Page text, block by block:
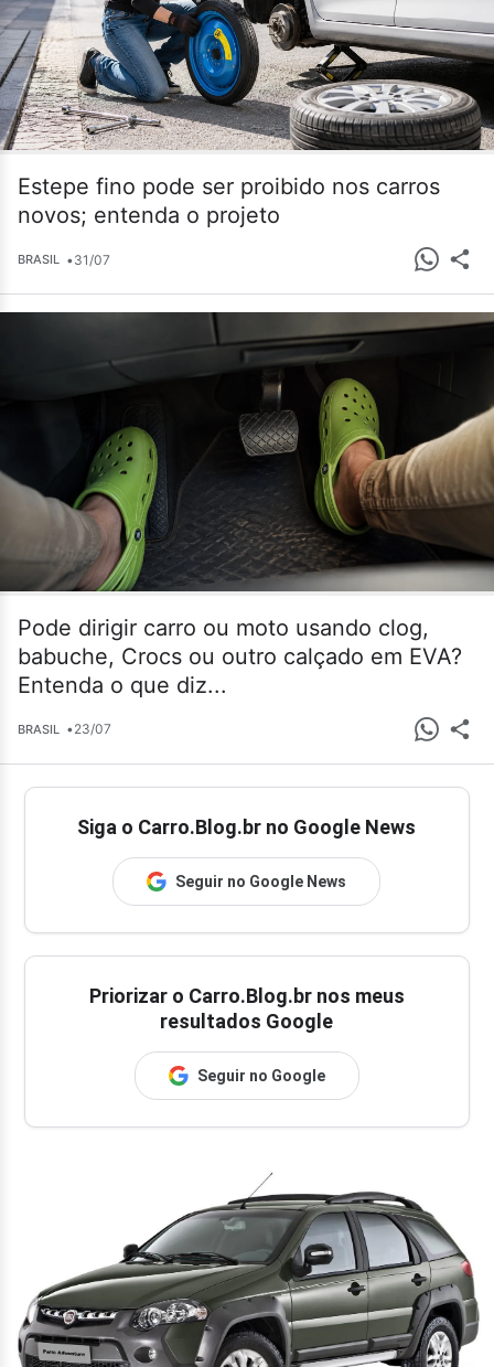
Estepe fino pode ser proibido nos carros
novos; entenda o projeto
BRASIL •31/07
Pode dirigir carro ou moto usando clog,
babuche, Crocs ou outro calçado em EVA?
Entenda o que diz...
BRASIL •23/07
Siga o Carro.Blog.br no Google News
Seguir no Google News
Priorizar o Carro.Blog.br nos meus
resultados Google
Seguir no Google